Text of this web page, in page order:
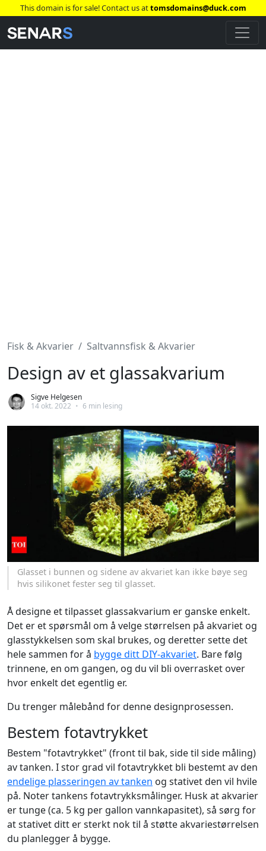
This domain is for sale! Contact us attomsdomains@duck.com
Fisk & Akvarier Saltvannsfisk & Akvarier
Design av et glassakvarium
Sigve Helgesen
14 okt. 2022 • 6 min lesing
Glasset i bunnen og sidene av akvariet kan ikke bøye seg
hvis silikonet fester seg til glasset.
Å designe et tilpasset glassakvarium er ganske enkelt.
Det er et spørsmål om å velge størrelsen på akvariet og
glasstykkelsen som skal brukes, og deretter sette det
hele sammen for å bygge ditt DIY-akvariet. Bare følg
trinnene, en om gangen, og du vil bli overrasket over
hvor enkelt det egentlig er.
Du trenger målebånd for denne designprosessen.
Bestem fotavtrykket
Bestem "fotavtrykket" (front til bak, side til side måling)
av tanken. I stor grad vil fotavtrykket bli bestemt av den
endelige plasseringen av tanken og stativet den vil hvile
på. Noter tankens fotavtrykksmålinger. Husk at akvarier
er tunge (ca. 5 kg per gallon vannkapasitet), så sørg for
at stativet ditt er sterkt nok til å støtte akvariestørrelsen
du planlegger å bygge.